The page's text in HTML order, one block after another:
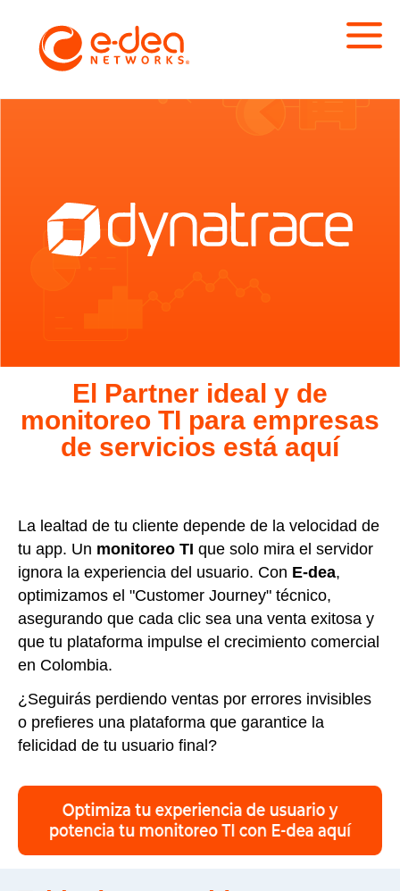
El Partner ideal y de
monitoreo TI para empresas
de servicios está aquí
La lealtad de tu cliente depende de la velocidad de
tu app. Un monitoreo TI que solo mira el servidor
ignora la experiencia del usuario. Con E-dea,
optimizamos el "Customer Journey" técnico,
asegurando que cada clic sea una venta exitosa y
que tu plataforma impulse el crecimiento comercial
en Colombia.
¿Seguirás perdiendo ventas por errores invisibles
o prefieres una plataforma que garantice la
felicidad de tu usuario final?